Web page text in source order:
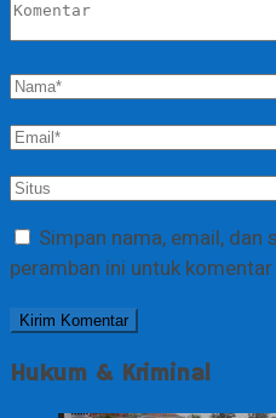
Simpan nama, email, dan
peramban ini untuk
Hukum & Kriminal